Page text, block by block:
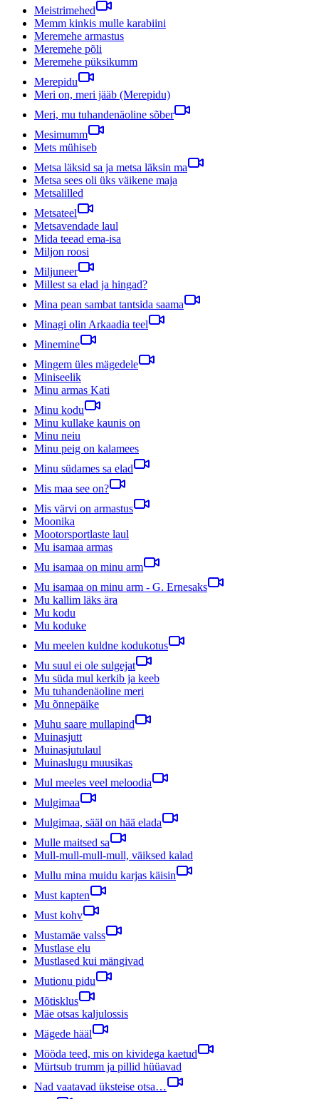
Meistrimehed
Memm kinkis mulle karabiini
Meremehe armastus
Meremehe põli
Meremehe püksikumm
Merepidu
Meri on, meri jääb (Merepidu)
Meri, mu tuhandenäoline sõber
Mesimumm
Mets mühiseb
Metsa läksid sa ja metsa läksin ma
Metsa sees oli üks väikene maja
Metsalilled
Metsateel
Metsavendade laul
Mida teead ema-isa
Miljon roosi
Miljuneer
Millest sa elad ja hingad?
Mina pean sambat tantsida saama
Minagi olin Arkaadia teel
Minemine
Mingem üles mägedele
Miniseelik
Minu armas Kati
Minu kodu
Minu kullake kaunis on
Minu neiu
Minu peig on kalamees
Minu südames sa elad
Mis maa see on?
Mis värvi on armastus
Moonika
Mootorsportlaste laul
Mu isamaa armas
Mu isamaa on minu arm
Mu isamaa on minu arm - G. Ernesaks
Mu kallim läks ära
Mu kodu
Mu koduke
Mu meelen kuldne kodukotus
Mu suul ei ole sulgejat
Mu süda mul kerkib ja keeb
Mu tuhandenäoline meri
Mu õnnepäike
Muhu saare mullapind
Muinasjutt
Muinasjutulaul
Muinaslugu muusikas
Mul meeles veel meloodia
Mulgimaa
Mulgimaa, sääl on hää elada
Mulle maitsed sa
Mull-mull-mull-mull, väiksed kalad
Mullu mina muidu karjas käisin
Must kapten
Must kohv
Mustamäe valss
Mustlase elu
Mustlased kui mängivad
Mutionu pidu
Mõtisklus
Mäe otsas kaljulossis
Mägede hääl
Mööda teed, mis on kividega kaetud
Mürtsub trumm ja pillid hüüavad
Nad vaatavad üksteise otsa…